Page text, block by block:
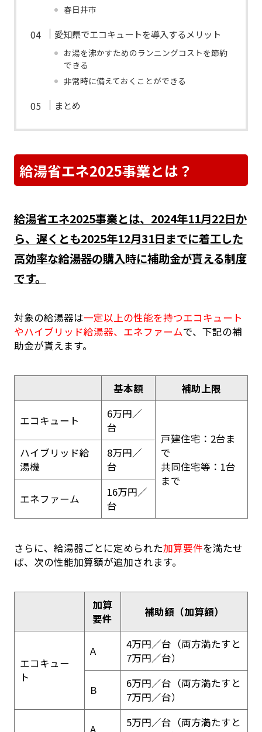
春日井市
愛知県でエコキュートを導入するメリット
お湯を沸かすためのランニングコストを節約
できる
非常時に備えておくことができる
まとめ
給湯省エネ2025事業とは？
給湯省エネ2025事業とは、2024年11月22日か
ら、遅くとも2025年12月31日までに着工した
高効率な給湯器の購入時に補助金が貰える制度
です。
対象の給湯器は一定以上の性能を持つエコキュート
やハイブリッド給湯器、エネファームで、下記の補
助金が貰えます。
基本額 補助上限
エコキュート
6万円／
台
戸建住宅：2台ま
で
共同住宅等：1台
まで
ハイブリッド給
湯機
8万円／
台
エネファーム
16万円／
台
さらに、給湯器ごとに定められた加算要件を満たせ
ば、次の性能加算額が追加されます。
加算
要件
補助額（加算額）
エコキュー
ト
A
4万円／台（両方満たすと
7万円／台）
B
6万円／台（両方満たすと
7万円／台）
A
5万円／台（両方満たすと